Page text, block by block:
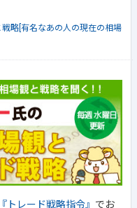
略[有名なあの人の現在の相場
トレード戦略指令』 でお